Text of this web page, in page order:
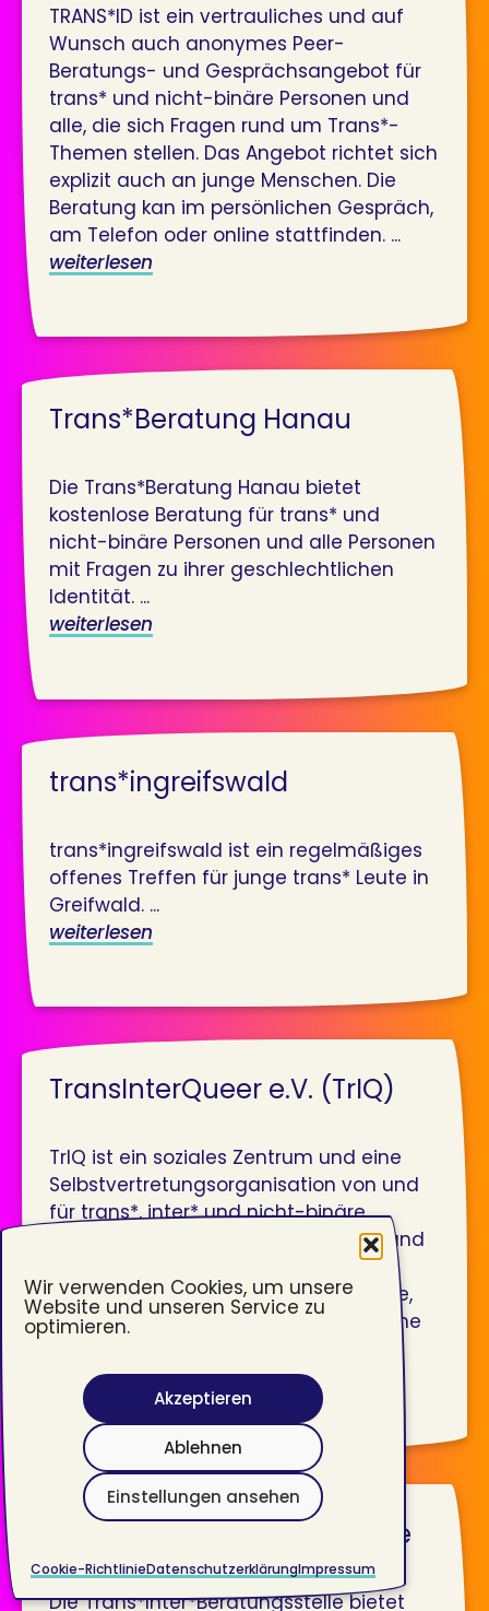
Wir verwenden Cookies, um unsere
Website und unseren Service zu
optimieren.
Akzeptieren
Ablehnen
Einstellungen ansehen
Cookie-RichtlinieDatenschutzerklärungImpressum
TRANS*ID ist ein vertrauliches und auf
Wunsch auch anonymes Peer-
Beratungs- und Gesprächsangebot für
trans* und nicht-binäre Personen und
alle, die sich Fragen rund um Trans*-
Themen stellen. Das Angebot richtet sich
explizit auch an junge Menschen. Die
Beratung kan im persönlichen Gespräch,
am Telefon oder online stattfinden. ...
weiterlesen
Trans*Beratung Hanau
Die Trans*Beratung Hanau bietet
kostenlose Beratung für trans* und
nicht-binäre Personen und alle Personen
mit Fragen zu ihrer geschlechtlichen
Identität. ...
weiterlesen
trans*ingreifswald
trans*ingreifswald ist ein regelmäßiges
offenes Treffen für junge trans* Leute in
Greifwald. ...
weiterlesen
TransInterQueer e.V. (TrIQ)
TrIQ ist ein soziales Zentrum und eine
Selbstvertretungsorganisation von und
für trans*, inter* und nicht-binäre
Personen. TrIQ bietet psychosoziale und
fachliche Beratung, Gruppentreffen,
Freizeit- und Unterstützungsangebote,
Kunst- und Kulturveranstaltungen, eine
weiterlesen
Trans*Inter*Beratungsstelle
Die Trans*Inter*Beratungsstelle bietet